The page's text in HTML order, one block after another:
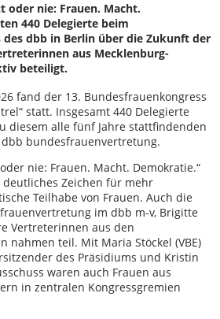
oder nie: Frauen. Macht.
440 Delegierte beim
des dbb in Berlin über die Zukunft der
aus Mecklenburg-
beteiligt.
fand der 13. Bundesfrauenkongress
statt. Insgesamt 440 Delegierte
diesem alle fünf Jahre stattfindenden
bundesfrauenvertretung.
nie: Frauen. Macht. Demokratie.“
Zeichen für mehr
Teilhabe von Frauen. Auch die
im dbb m-v, Brigitte
Vertreterinnen aus den
nahmen teil. Mit Maria Stöckel (VBE)
des Präsidiums und Kristin
waren auch Frauen aus
in zentralen Kongressgremien